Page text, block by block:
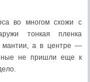
во многом схожи с
тонкая пленка
мантии, а в центре —
не пришли еще к